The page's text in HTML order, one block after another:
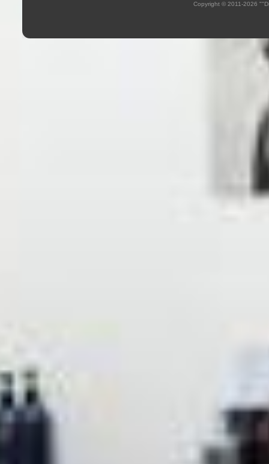
Copyright © 2011-2026